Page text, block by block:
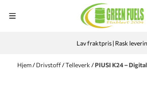
Lav fraktpris | Rask
Hjem / Drivstoff /Telleverk /PIUSI K24 –